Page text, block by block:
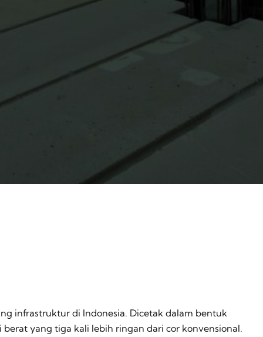
infrastruktur di Indonesia. Dicetak dalam bentuk
yang tiga kali lebih ringan dari cor konvensional.